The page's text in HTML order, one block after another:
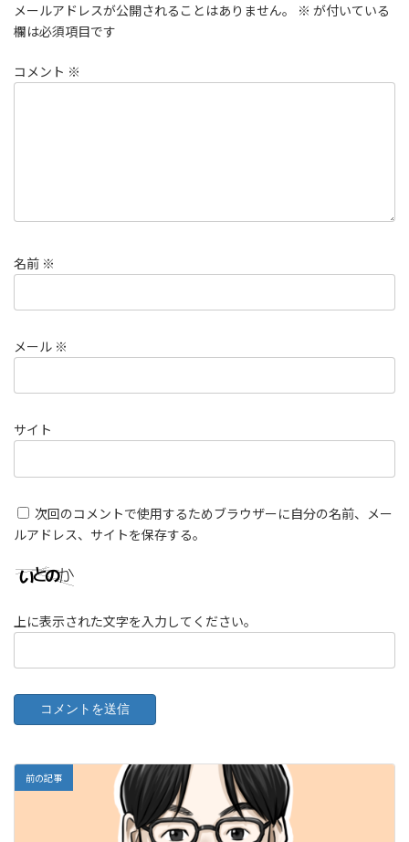
メールアドレスが公開されることはありません。 ※ が付いている
欄は必須項目です
コメント ※
名前 ※
メール ※
サイト
次回のコメントで使用するためブラウザーに自分の名前、メー
ルアドレス、サイトを保存する。
上に表示された文字を入力してください。
前の記事